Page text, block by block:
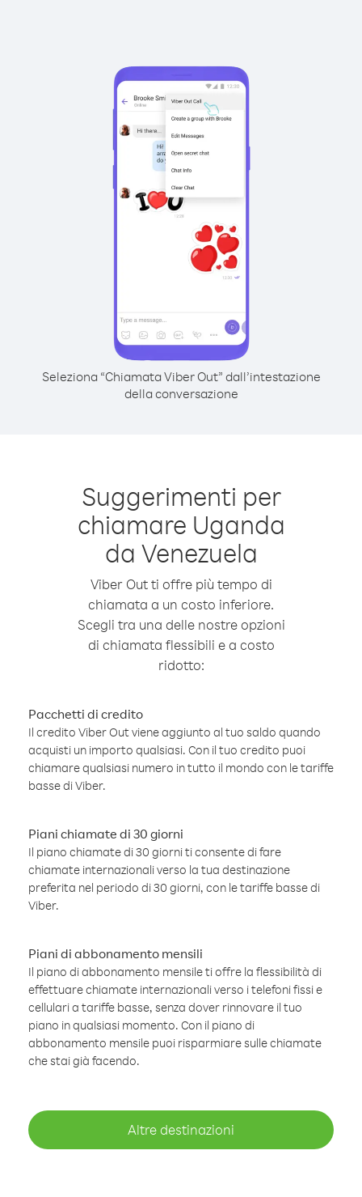
Seleziona “Chiamata Viber Out” dall’intestazione
della conversazione
Suggerimenti per
chiamare Uganda
da Venezuela
Viber Out ti offre più tempo di
chiamata a un costo inferiore.
Scegli tra una delle nostre opzioni
di chiamata flessibili e a costo
ridotto:
Pacchetti di credito
Il credito Viber Out viene aggiunto al tuo saldo quando
acquisti un importo qualsiasi. Con il tuo credito puoi
chiamare qualsiasi numero in tutto il mondo con le tariffe
basse di Viber.
Piani chiamate di 30 giorni
Il piano chiamate di 30 giorni ti consente di fare
chiamate internazionali verso la tua destinazione
preferita nel periodo di 30 giorni, con le tariffe basse di
Viber.
Piani di abbonamento mensili
Il piano di abbonamento mensile ti offre la flessibilità di
effettuare chiamate internazionali verso i telefoni fissi e
cellulari a tariffe basse, senza dover rinnovare il tuo
piano in qualsiasi momento. Con il piano di
abbonamento mensile puoi risparmiare sulle chiamate
che stai già facendo.
Altre destinazioni